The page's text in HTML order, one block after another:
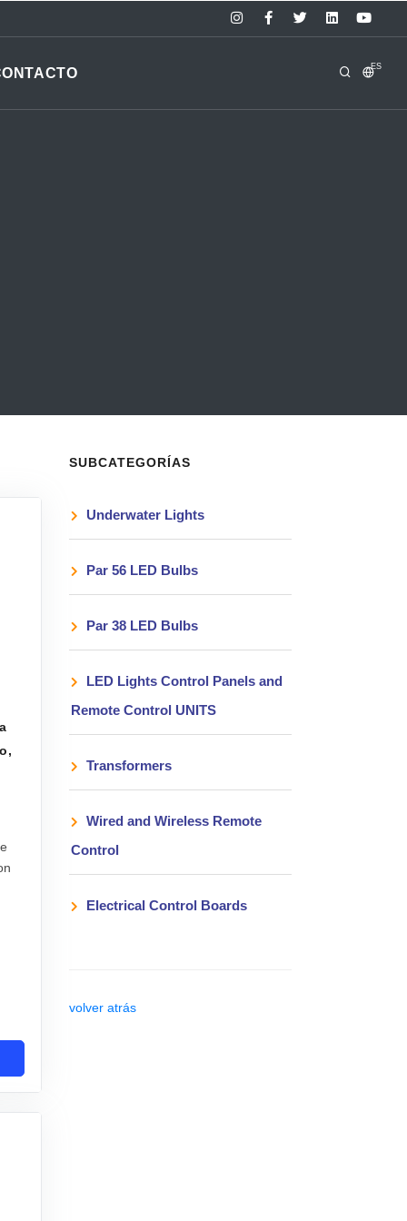
ES
SUBCATEGORÍAS
Underwater Lights
Par 56 LED Bulbs
Par 38 LED Bulbs
LED Lights Control Panels and
Remote Control UNITS
Transformers
Wired and Wireless Remote
Control
Electrical Control Boards
volver atrás